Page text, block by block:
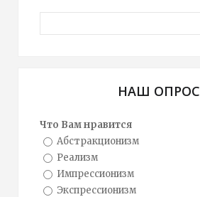
НАШ ОПРОС
Что Вам нравится
Абстракционизм
Реализм
Импрессионизм
Экспрессионизм